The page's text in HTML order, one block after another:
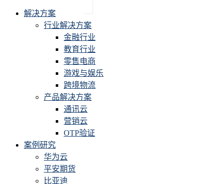
解决方案
行业解决方案
金融行业
教育行业
零售电商
游戏与娱乐
跨境物流
产品解决方案
通讯云
营销云
OTP验证
案例研究
华为云
平安期货
比亚迪